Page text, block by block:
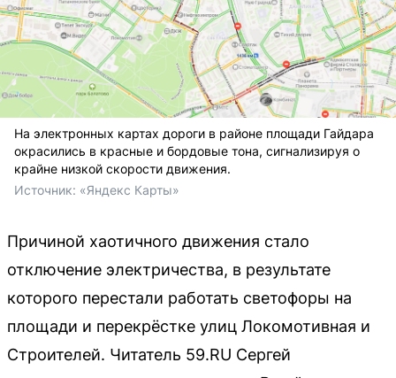
На электронных картах дороги в районе площади Гайдара
окрасились в красные и бордовые тона, сигнализируя о
крайне низкой скорости движения.
Источник: «Яндекс Карты»
Причиной хаотичного движения стало
отключение электричества, в результате
которого перестали работать светофоры на
площади и перекрёстке улиц Локомотивная и
Строителей. Читатель 59.RU Сергей